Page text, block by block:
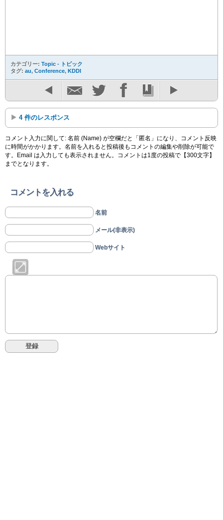
カテゴリー: Topic - トピック
タグ: au, Conference, KDDI
4 件のレスポンス
コメント入力に関して: 名前 (Name) が空欄だと「匿名」になり、コメント反映
に時間がかかります。名前を入れると投稿後もコメントの編集や削除が可能で
す。Email は入力しても表示されません。コメントは1度の投稿で【300文字】
までとなります。
コメントを入れる
名前
メール(非表示)
Webサイト